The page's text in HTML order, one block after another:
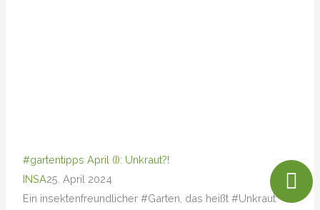
#gartentipps April (I): Unkraut?!
INSA25. April 2024
Ein insektenfreundlicher #Garten, das heißt #Unkraut